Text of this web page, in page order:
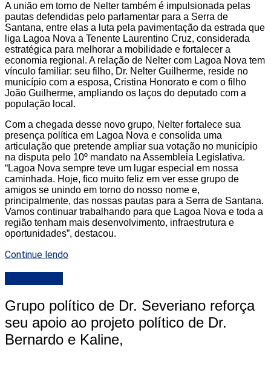
A união em torno de Nelter também é impulsionada pelas
pautas defendidas pelo parlamentar para a Serra de
Santana, entre elas a luta pela pavimentação da estrada que
liga Lagoa Nova a Tenente Laurentino Cruz, considerada
estratégica para melhorar a mobilidade e fortalecer a
economia regional. A relação de Nelter com Lagoa Nova tem
vínculo familiar: seu filho, Dr. Nelter Guilherme, reside no
município com a esposa, Cristina Honorato e com o filho
João Guilherme, ampliando os laços do deputado com a
população local.
Com a chegada desse novo grupo, Nelter fortalece sua
presença política em Lagoa Nova e consolida uma
articulação que pretende ampliar sua votação no município
na disputa pelo 10º mandato na Assembleia Legislativa.
“Lagoa Nova sempre teve um lugar especial em nossa
caminhada. Hoje, fico muito feliz em ver esse grupo de
amigos se unindo em torno do nosso nome e,
principalmente, das nossas pautas para a Serra de Santana.
Vamos continuar trabalhando para que Lagoa Nova e toda a
região tenham mais desenvolvimento, infraestrutura e
oportunidades”, destacou.
Continue lendo
Grupo político de Dr. Severiano reforça
seu apoio ao projeto político de Dr.
Bernardo e Kaline,